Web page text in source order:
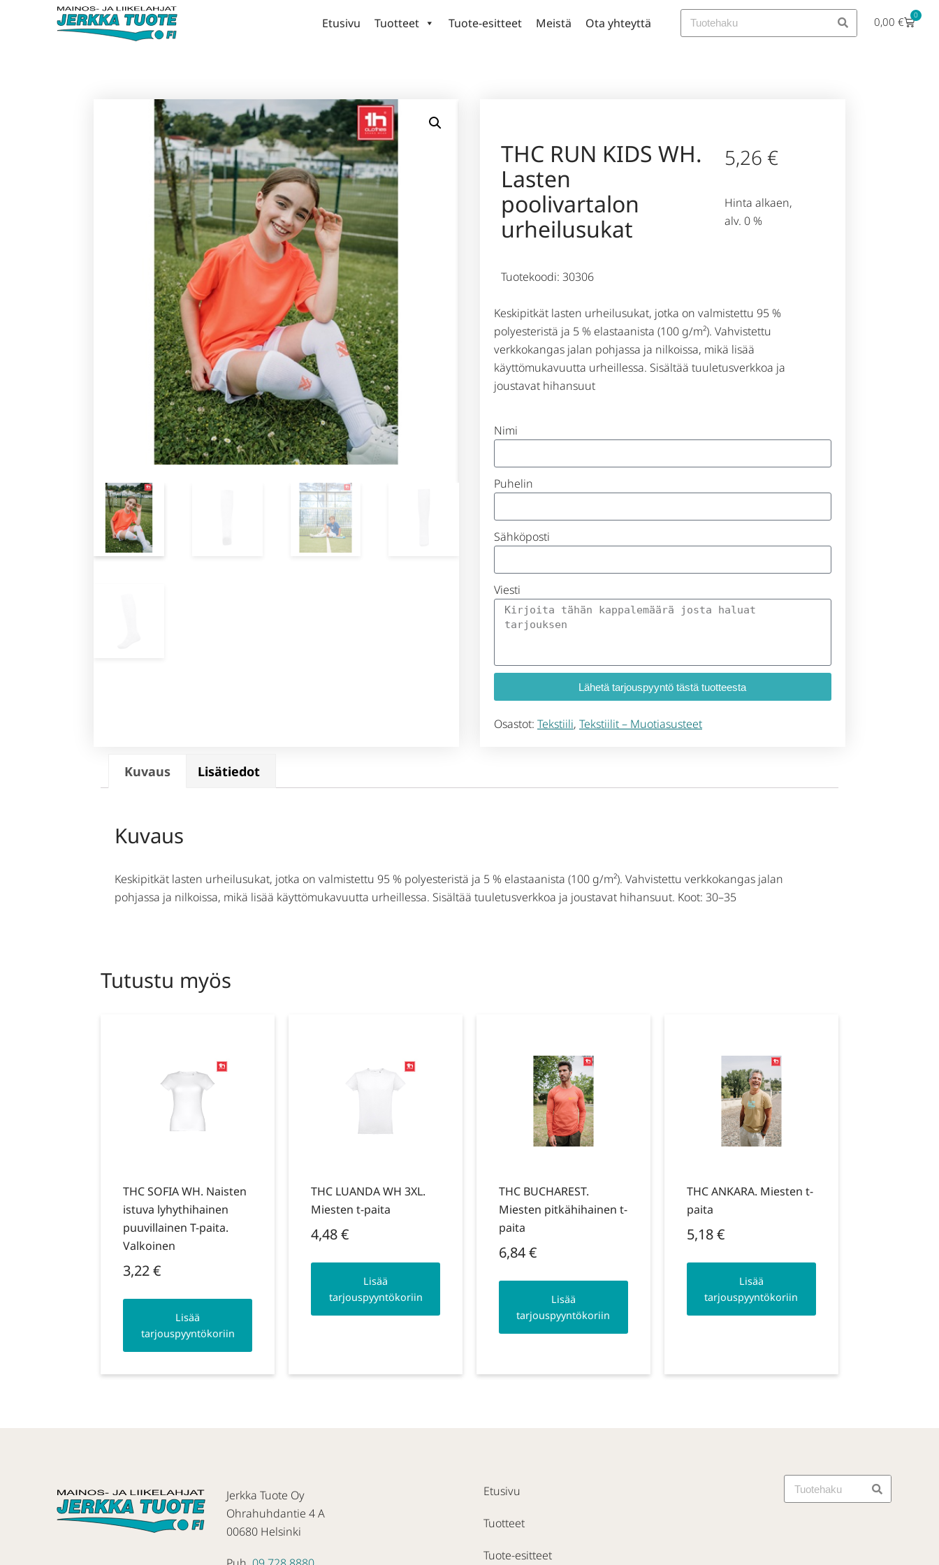
Etusivu Tuotteet Tuote-esitteet Meistä Ota yhteyttä 0,00€ 0
THC RUN KIDS WH.
Lasten
poolivartalon
urheilusukat
Tuotekoodi: 30306
5,26 €
Hinta alkaen,
alv. 0 %
Keskipitkät lasten urheilusukat, jotka on valmistettu 95 %
polyesteristä ja 5 % elastaanista (100 g/m²). Vahvistettu
verkkokangas jalan pohjassa ja nilkoissa, mikä lisää
käyttömukavuutta urheillessa. Sisältää tuuletusverkkoa ja
joustavat hihansuut
Nimi
Puhelin
Sähköposti
Viesti
Lähetä tarjouspyyntö tästä tuotteesta
Osastot: Tekstiili, Tekstiilit – Muotiasusteet
Kuvaus Lisätiedot
Kuvaus
Keskipitkät lasten urheilusukat, jotka on valmistettu 95 % polyesteristä ja 5 % elastaanista (100 g/m²). Vahvistettu verkkokangas jalan
pohjassa ja nilkoissa, mikä lisää käyttömukavuutta urheillessa. Sisältää tuuletusverkkoa ja joustavat hihansuut. Koot: 30–35
Tutustu myös
THC SOFIA WH. Naisten
istuva lyhythihainen
puuvillainen T-paita.
Valkoinen
3,22€
Lisää
tarjouspyyntökoriin
THC LUANDA WH 3XL.
Miesten t-paita
4,48€
Lisää
tarjouspyyntökoriin
THC BUCHAREST.
Miesten pitkähihainen t-
paita
6,84€
Lisää
tarjouspyyntökoriin
THC ANKARA. Miesten t-
paita
5,18€
Lisää
tarjouspyyntökoriin
Jerkka Tuote Oy
Ohrahuhdantie 4 A
00680 Helsinki
Etusivu
Tuotteet
Tuote-esitteet